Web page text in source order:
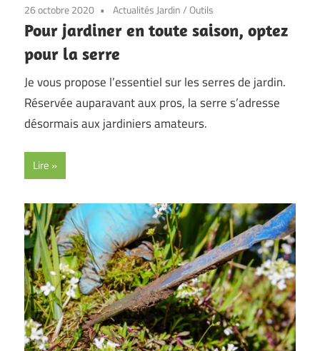
26 octobre 2020 Actualités Jardin/Outils
Pour jardiner en toute saison, optez
pour la serre
Je vous propose l’essentiel sur les serres de jardin.
Réservée auparavant aux pros, la serre s’adresse
désormais aux jardiniers amateurs.
Lire